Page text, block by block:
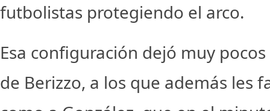
futbolistas protegiendo el arco.
Esa configuración dejó muy
de Berizzo, a los que además les